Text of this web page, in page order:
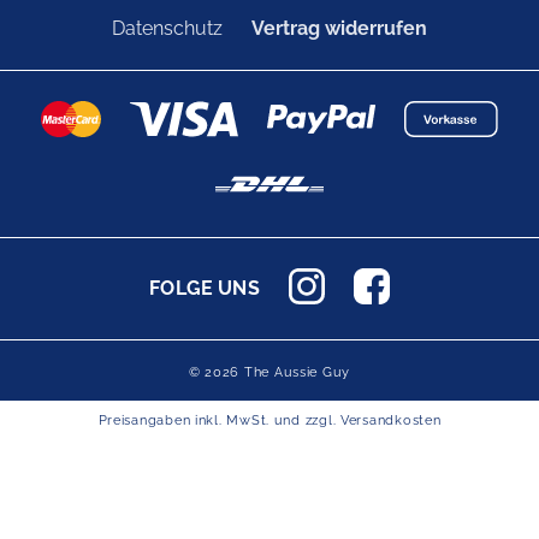
Datenschutz Vertrag widerrufen
FOLGE UNS
© 2026 The Aussie Guy
Preisangaben inkl. MwSt. und zzgl. Versandkosten